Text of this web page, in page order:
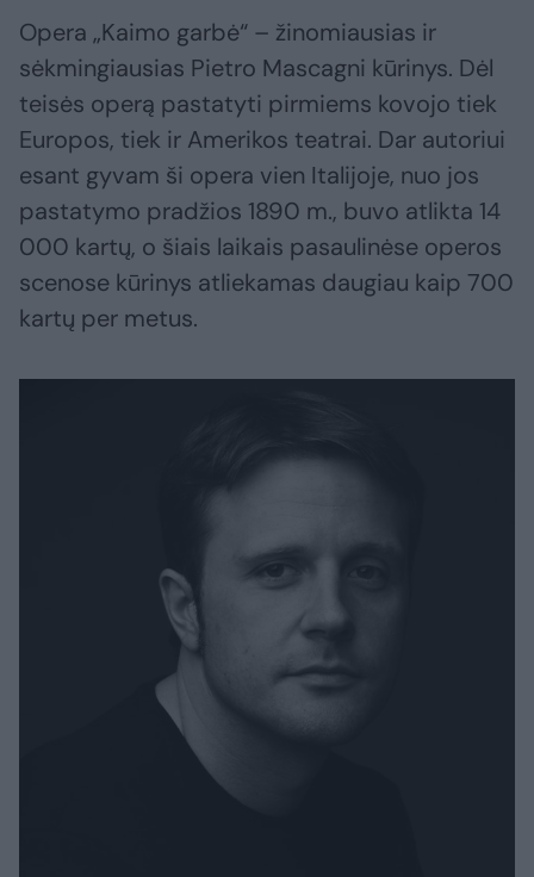
Opera „Kaimo garbė“ – žinomiausias ir
sėkmingiausias Pietro Mascagni kūrinys. Dėl
teisės operą pastatyti pirmiems kovojo tiek
Europos, tiek ir Amerikos teatrai. Dar autoriui
esant gyvam ši opera vien Italijoje, nuo jos
pastatymo pradžios 1890 m., buvo atlikta 14
000 kartų, o šiais laikais pasaulinėse operos
scenose kūrinys atliekamas daugiau kaip 700
kartų per metus.